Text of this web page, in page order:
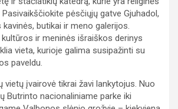
pėsčiųjų gatve Gjuhadol,
butikai ir meno galerijos.
ir meninės išraiškos derinys
vieta, kurioje galima susipažinti su
paveldu.
vietų įvairovė tikrai žavi lankytojus. Nuo
Butrinto nacionaliniame parke iki